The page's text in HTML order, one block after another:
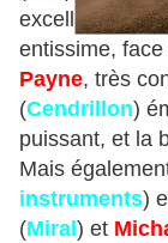
excell
entissime,
Payne, très
(Cendrillon)
puissant, et la
Mais
instruments)
(Miral) et